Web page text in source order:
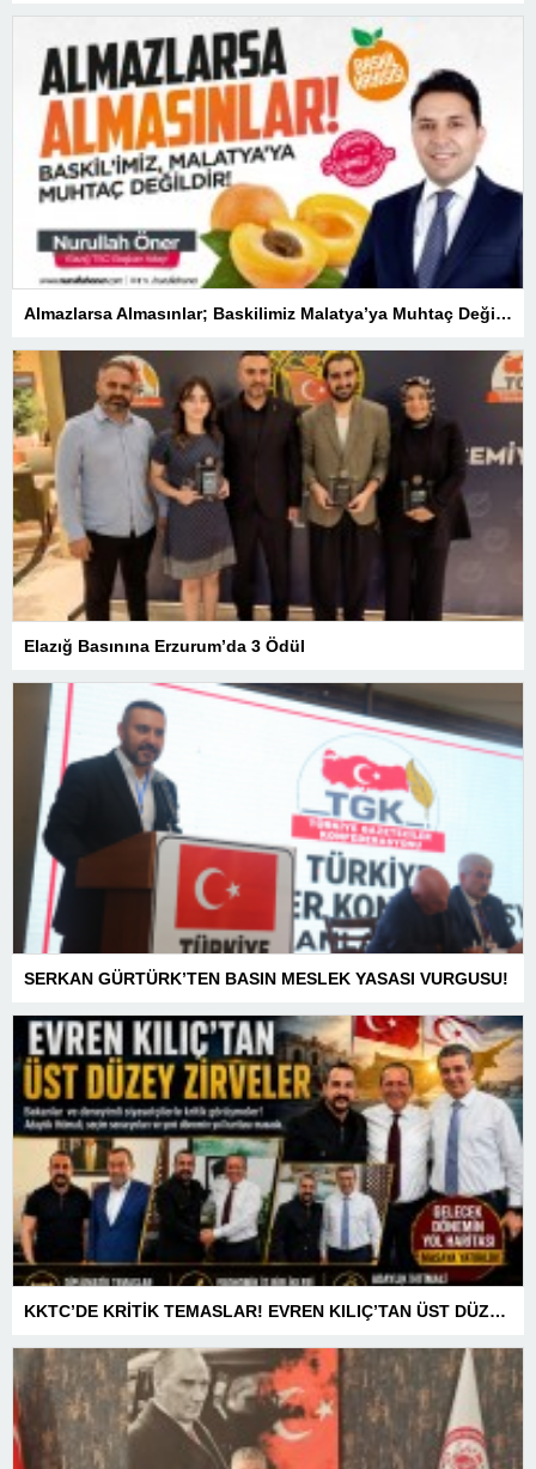
Almazlarsa Almasınlar; Baskilimiz Malatya’ya Muhtaç Değildir
Elazığ Basınına Erzurum’da 3 Ödül
SERKAN GÜRTÜRK’TEN BASIN MESLEK YASASI VURGUSU!
KKTC’DE KRİTİK TEMASLAR! EVREN KILIÇ’TAN ÜST DÜZEY ZİRVELER